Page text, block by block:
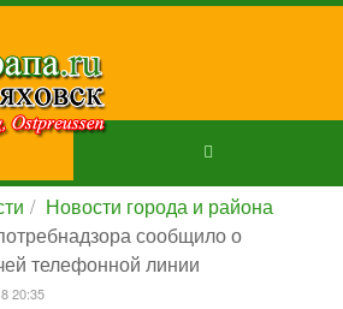
Новости города и района
сообщило о
телефонной линии
20:35